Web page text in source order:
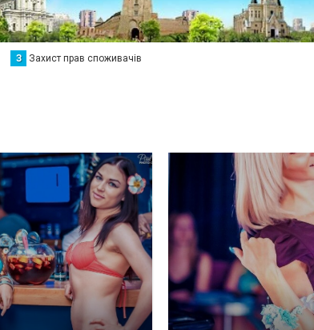
З Захист прав споживачів